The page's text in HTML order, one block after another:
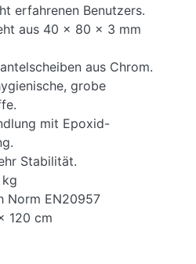
erfahrenen Benutzers.
aus 40 x 80 x 3 mm
aus Chrom.
grobe
mit Epoxid-
Stabilität.
Norm EN20957
120 cm